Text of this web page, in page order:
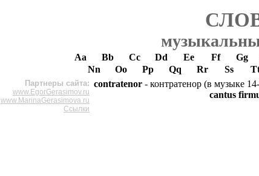
Aa Bb Cc Dd Ee Ff Gg
Nn
Oo Pp Qq Rr Ss
Партнеры сайта:
www.EgorGerasimov.ru
www.MarinaGerasimova.ru
Ссылки
contratenor- контратенор (в музыке
cantus